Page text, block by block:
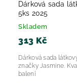
Dárková sada
5ks 2025
Skladem
313 Kč
Dárková sada
značky Jasmine.
balení